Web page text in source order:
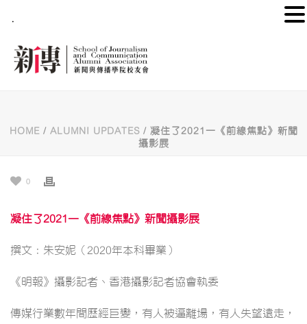
HOME/ ALUMNI UPDATES/ 凝住了2021—《前線焦點》新聞
攝影展
0
凝住了2021—《前線焦點》新聞攝影展
撰文：朱安妮（2020年本科畢業）
《明報》攝影記者、香港攝影記者協會執委
傳媒行業數年間歷經巨變，有人被逼離場，有人失望遠走，
.